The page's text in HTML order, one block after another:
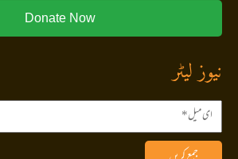
Donate Now
نیوز لیٹر